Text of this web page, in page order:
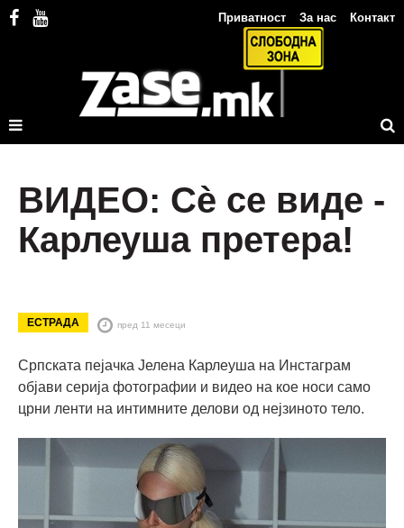
Приватност За нас Контакт
ВИДЕО: Сѐ се виде -
Карлеуша претера!
ЕСТРАДА пред 11 месеци
Српската пејачка Јелена Карлеуша на Инстаграм
објави серија фотографии и видео на кое носи само
црни ленти на интимните делови од нејзиното тело.